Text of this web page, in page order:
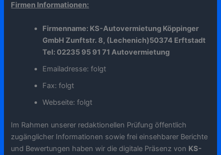
Firmen Informationen:
Firmenname: KS-Autovermietung Köppinger
GmbH Zunftstr. 8, (Lechenich)50374 Erftstadt
Tel: 02235 95 91 71 Autovermietung
Emailadresse: folgt
Fax: folgt
Webseite: folgt
Im Rahmen unserer redaktionellen Prüfung öffentlich
zugänglicher Informationen sowie frei einsehbarer Berichte
und Bewertungen haben wir die digitale Präsenz von KS-